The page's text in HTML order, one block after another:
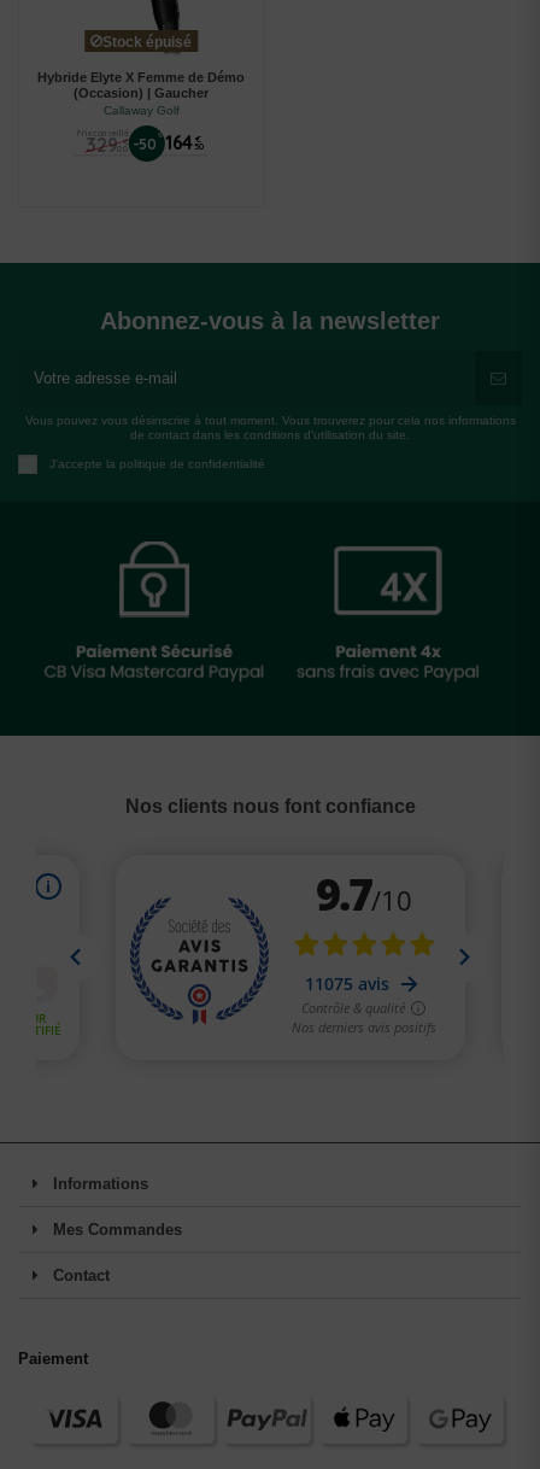
Stock épuisé
Hybride Elyte X Femme de Démo
(Occasion) | Gaucher
Callaway Golf
Prix conseillé
329 €
00 -50 % 164 €
50
Abonnez-vous à la newsletter
Vous pouvez vous désinscrire à tout moment. Vous trouverez pour cela nos informations
de contact dans les conditions d'utilisation du site.
J'accepte la politique de confidentialité
Nos clients nous font confiance
Informations
Mes Commandes
Contact
Paiement